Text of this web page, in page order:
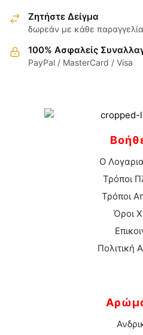
στη
σελίδα
προϊόντος
Ζητήστε Δείγμα
δωρεάν με κάθε
100% Ασφαλείς
PayPal / MasterCard / Visa
Ο
Τρόποι
Τρόποι
Όροι
Πολιτική